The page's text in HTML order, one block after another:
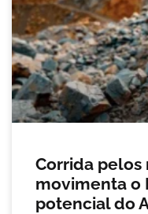
Corrida pelos
movimenta o
potencial do